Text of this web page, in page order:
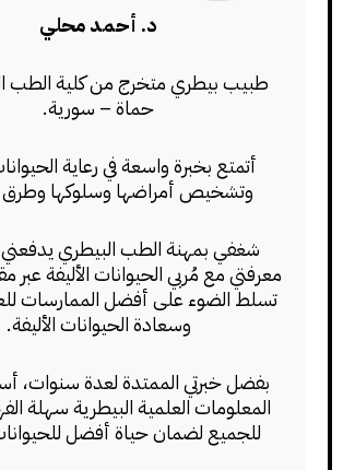
د. أحمد محلي
طبيب بيطري متخرج من كلية الطب
حماة – سورية.
أتمتع بخبرة واسعة في رعاية
وتشخيص أمراضها وسلوكها وطرق
شغفي بمهنة الطب البيطري
معرفتي مع مُربي الحيوانات الأليفة عبر
تسلط الضوء على أفضل الممارسات
وسعادة الحيوانات الأليفة.
بفضل خبرتي الممتدة لعدة سنوات،
المعلومات العلمية البيطرية سهلة
للجميع لضمان حياة أفضل